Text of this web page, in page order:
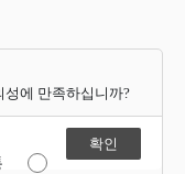
성에 만족하십니까?